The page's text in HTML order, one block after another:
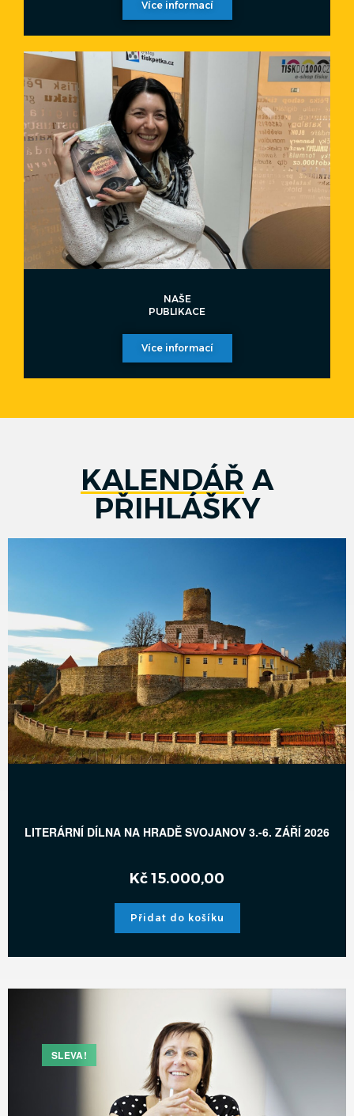
Více informací
NAŠE
PUBLIKACE
Více informací
KALENDÁŘ A
PŘIHLÁŠKY
LITERÁRNÍ DÍLNA NA HRADĚ SVOJANOV 3.-6. ZÁŘÍ 2026
Kč 15.000,00
Přidat do košíku
SLEVA!